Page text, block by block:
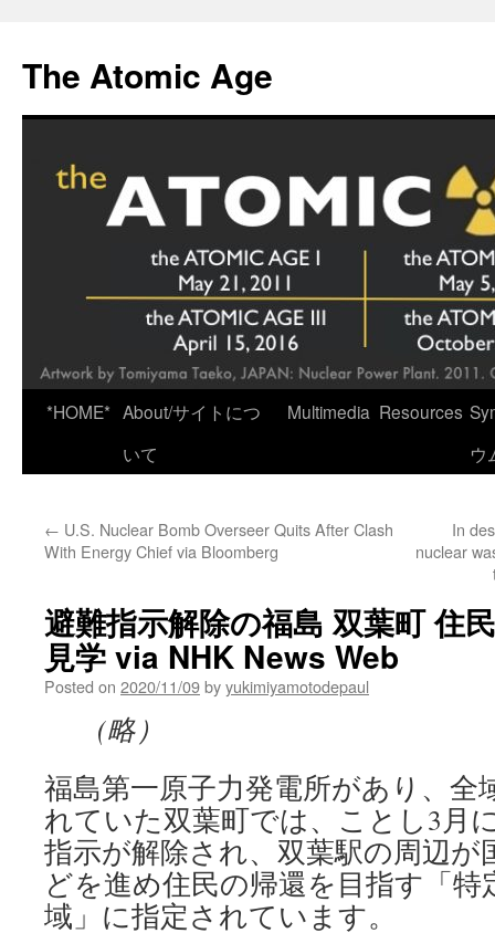
content
The Atomic Age
*HOME* About/サイトにつ
いて
Multimedia Resources
ウ
← U.S. Nuclear Bomb Overseer Quits After Clash
With Energy Chief via Bloomberg
In
nuclear
避難指示解除の福島 双葉町 住
見学 via NHK News Web
Posted on 2020/11/09byyukimiyamotodepaul
(略）
福島第一原子力発電所があり、全
れていた双葉町では、ことし3月
指示が解除され、双葉駅の周辺が
どを進め住民の帰還を目指す「特
域」に指定されています。